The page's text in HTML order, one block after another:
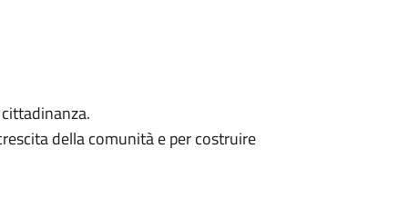
della comunità e per costruire